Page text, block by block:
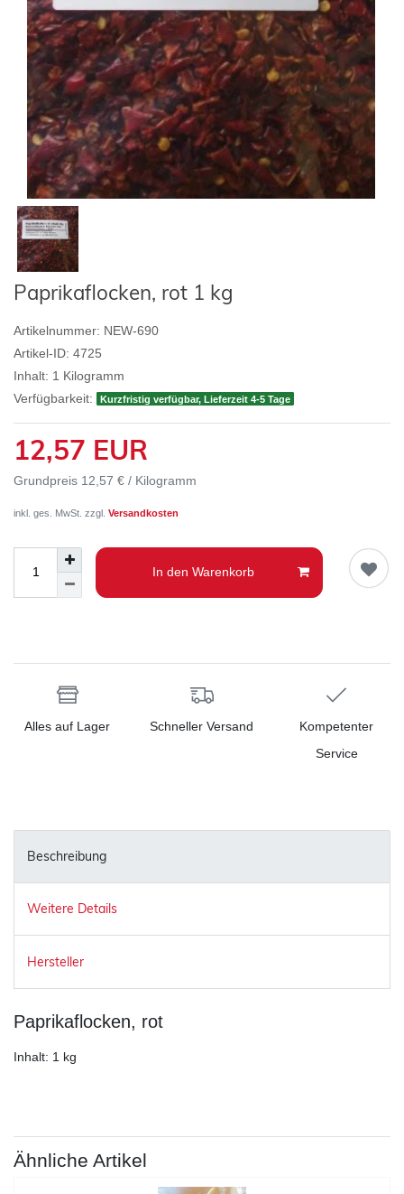
Paprikaflocken, rot 1 kg
Artikelnummer: NEW-690
Artikel-ID: 4725
Inhalt: 1 Kilogramm
Verfügbarkeit:
Kurzfristig verfügbar, Lieferzeit 4-5 Tage
12,57 EUR
Grundpreis 12,57 € / Kilogramm
inkl. ges. MwSt. zzgl. Versandkosten
In den Warenkorb
Alles auf Lager Schneller Versand
Kompetenter
Service
Beschreibung
Weitere Details
Hersteller
Paprikaflocken, rot
Inhalt: 1 kg
Ähnliche Artikel